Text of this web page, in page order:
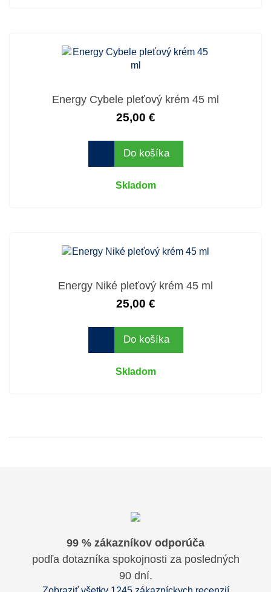
Energy Cybele pleťový krém 45 ml
25,00 €
Do košíka
Skladom
Energy Niké pleťový krém 45 ml
25,00 €
Do košíka
Skladom
99 % zákazníkov odporúča
podľa dotazníka spokojnosti za posledných
90 dní.